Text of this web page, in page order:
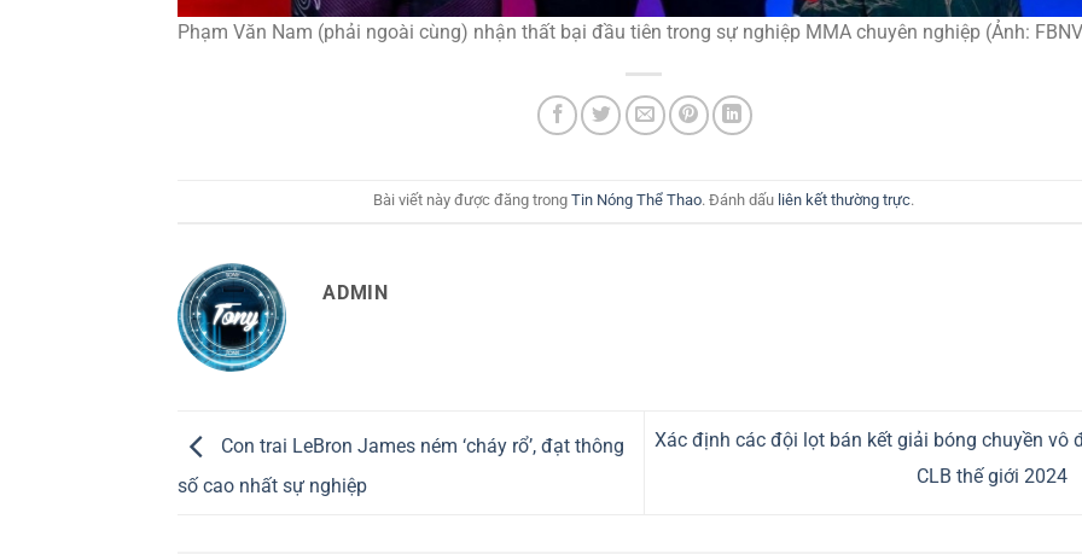
Phạm Văn Nam (phải ngoài cùng) nhận thất bại đầu tiên trong sự nghiệp MMA chuyên nghiệp (Ảnh:
Bài viết này được đăng trongTin Nóng Thể Thao. Đánh dấu liên kết thường trực.
ADMIN
Con trai LeBron James ném ‘cháy rổ’, đạt thông
số cao nhất sự nghiệp
Xác định các đội lọt bán kết giải bóng chuyền vô
CLB thế giới 2024